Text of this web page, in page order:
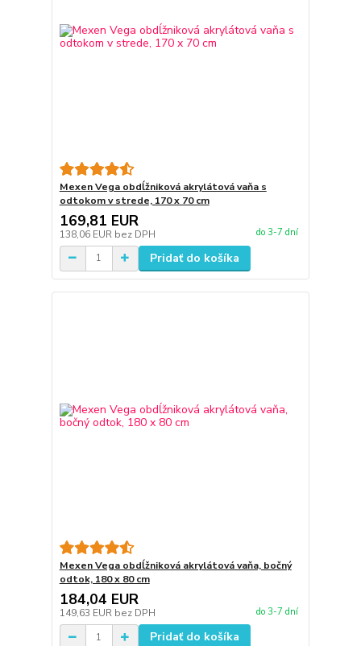
Mexen Vega obdĺžniková akrylátová vaňa s
odtokom v strede, 170 x 70 cm
169,81 EUR
138,06 EUR bez DPH do 3-7 dní
Pridať do košíka
Mexen Vega obdĺžniková akrylátová vaňa, bočný
odtok, 180 x 80 cm
184,04 EUR
149,63 EUR bez DPH do 3-7 dní
Pridať do košíka